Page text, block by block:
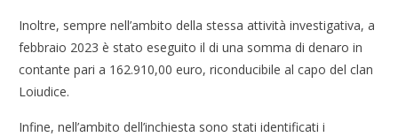
Inoltre, sempre nell’ambito della stessa attività investigativa, a
febbraio 2023 è stato eseguito il di una somma di denaro in
contante pari a 162.910,00 euro, riconducibile al capo del clan
Loiudice.
Infine, nell’ambito dell’inchiesta sono stati identificati i